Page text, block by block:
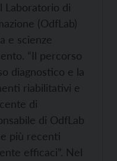
Laboratorio di
(OdfLab)
e scienze
“Il percorso
diagnostico e la
riabilitativi e
di
di OdfLab
più recenti
efficaci”. Nel